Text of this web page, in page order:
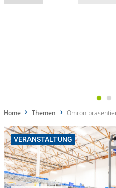
Home Themen Omron
VERANSTALTUNG